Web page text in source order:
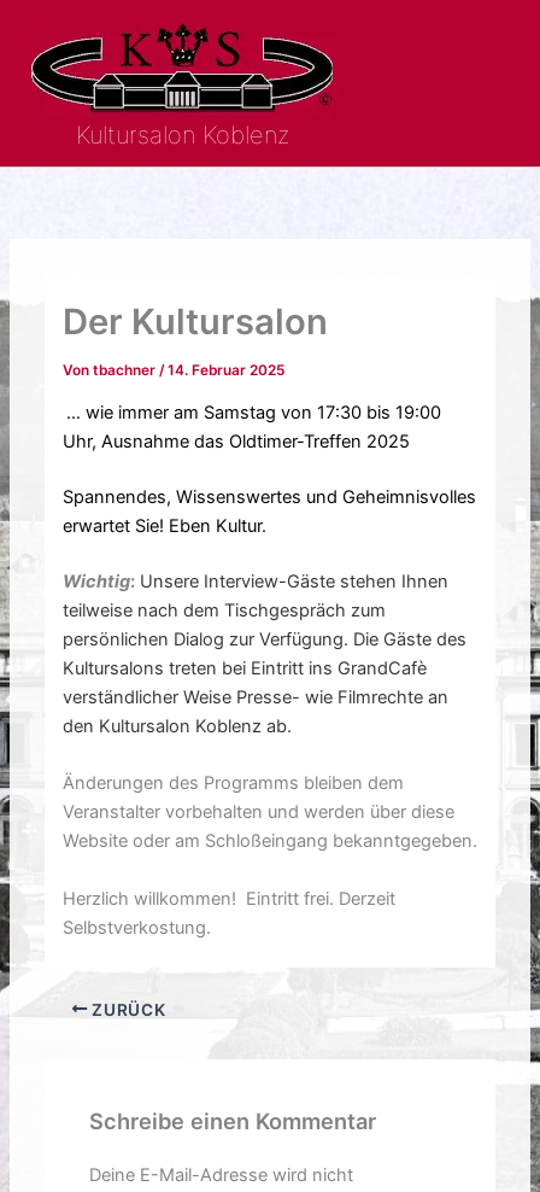
springen
Kultursalon Koblenz
Der Kultursalon
Von tbachner /14. Februar 2025
… wie immer am Samstag von 17:30 bis 19:00
Uhr, Ausnahme das Oldtimer-Treffen 2025
Spannendes, Wissenswertes und Geheimnisvolles
erwartet Sie! Eben Kultur.
Wichtig: Unsere Interview-Gäste stehen Ihnen
teilweise nach dem Tischgespräch zum
persönlichen Dialog zur Verfügung. Die Gäste des
Kultursalons treten bei Eintritt ins GrandCafè
verständlicher Weise Presse- wie Filmrechte an
den Kultursalon Koblenz ab.
Änderungen des Programms bleiben dem
Veranstalter vorbehalten und werden über diese
Website oder am Schloßeingang bekanntgegeben.
Herzlich willkommen! Eintritt frei. Derzeit
Selbstverkostung.
ZURÜCK
Schreibe einen Kommentar
Deine E-Mail-Adresse wird nicht